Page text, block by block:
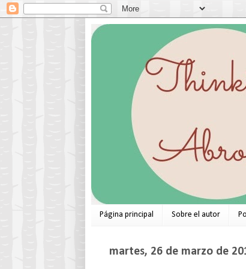
Página principal Sobre el autor
martes, 26 de marzo de